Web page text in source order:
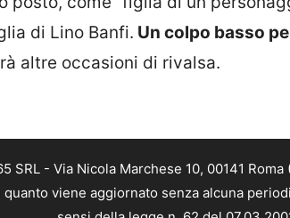
di Lino Banfi. Un colpo basso
altre occasioni di rivalsa.
- Via Nicola Marchese 10, 00141
viene aggiornato senza alcuna